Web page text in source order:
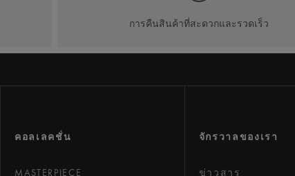
การคืนสินค้าที่สะดวกและรวดเร็ว
คอลเลคชั่น
MASTERPIECE
จักรวาลของเรา
ข่าวสาร